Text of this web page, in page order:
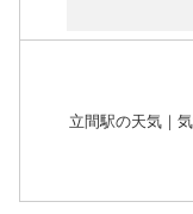
立間駅の天気｜